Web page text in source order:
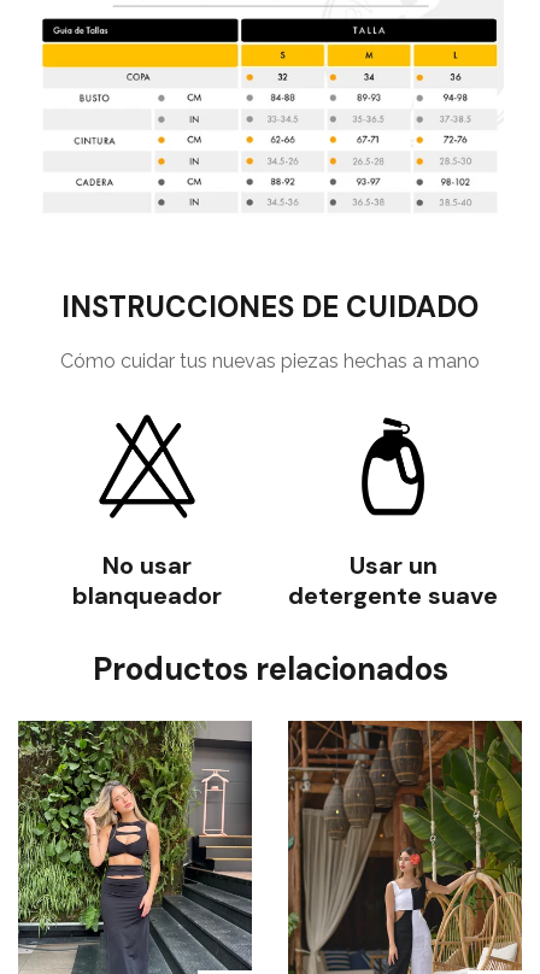
INSTRUCCIONES DE CUIDADO
Cómo cuidar tus nuevas piezas hechas a mano
No usar
blanqueador
Usar un
detergente suave
Productos relacionados